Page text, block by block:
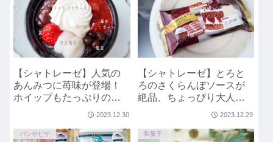
【シャトレーゼ】人気の
あんみつに苺味が登場！
ホイップもたっぷりのっ
た「苺のクリームあんみ
2023.12.30
【シャトレーゼ】とろと
ろのさくらんぼソースが
絶品、ちょっぴり大人な
贅沢アイス「DESSERTモ
ぼとチョコのケーキ」
2023.12.29
パンやピザ 和菓子